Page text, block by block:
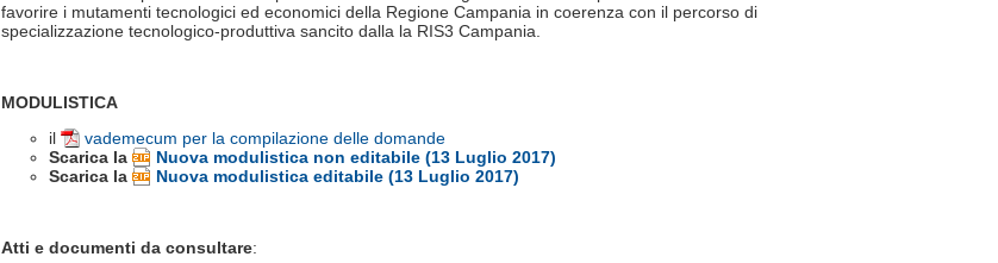
favorire i mutamenti tecnologici ed economici della Regione Campania in coerenza con il percorso di
specializzazione tecnologico-produttiva sancito dalla la RIS3 Campania.
MODULISTICA
il
vademecum per la compilazione delle domande
Scarica la
Nuova modulistica non editabile (13 Luglio 2017)
Scarica la
Nuova modulistica editabile (13 Luglio 2017)
Atti e documenti da consultare: